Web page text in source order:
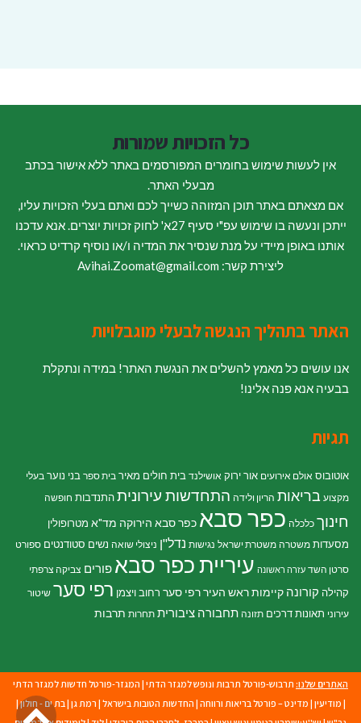
כל הזכויות שמורות
אין לעשות שימוש בחומרים המפורסמים באתר ללא אישור בכתב
מבעלי האתר.
אם מצאתם באתר תוכן המזוהה כשייך לכם ואתם בעלי הזכויות עליו,
ייתכן ונעשה בו שימוש עפ"י סעיף 27א' לחוק זכויות יוצרים. אנא עדכנו
אותנו באופן מיידי על מנת שנסיר את המדיה ו/או נוסיף קרדיט כראוי.
ליצירת קשר: Avihai.Zoomat@gmail.com
האתר בתהליך הנגשה לבעלי מוגבלויות
אנו עושים כל מאמץ להשלים את הנגשת האתר! במידה ונתקלת
בבעיה אנא פנה אלינו!
תגיות
אוטובוס אולם אירועים אור ירוק אושילנד בית חולים מאיר בית ספר בני נוער בעלי
מקצוע בריאות הריון ולידה התחדשות עירוניתהתנדבות חופשה
חינוך כלכלה כפר סבא כפר סבא הירוקה מד"א מטרופולין
מסעדות משטרה משטרת ישראל נגישות נדל"ן ניצולי שואה נשים סטודנטים ספורט
סרטן השד עזרה ראשונה עיריית כפר סבא פורים צביקה צרפתי
קהילה קורונה קיימותראש העיר רפי סער רחוב ויצמן רפי סער שיטור
עירוני תאונות דרכים תזונה תחבורה ציבורית תחרות תרבות
האתרים שלנו: תרבוש-פורטל תרבות ונופש למגזר הדתי | המגזר-פורטל חדשות למגזר הדתי
| מודיעין | מדינט – פורטל בריאות ורווחה | החדשות הטובות בישראל | רמת גן |בת ים - חולון|